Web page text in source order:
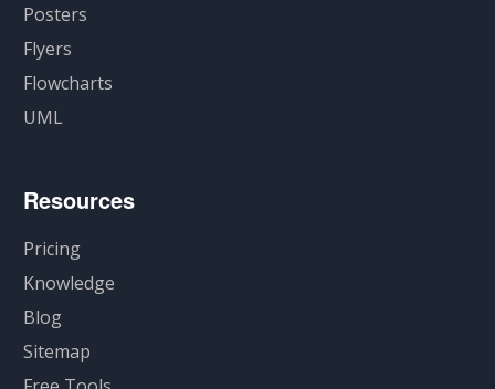
Posters
Flyers
Flowcharts
UML
Resources
Pricing
Knowledge
Blog
Sitemap